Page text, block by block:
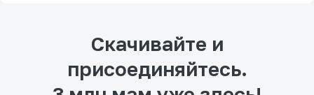
Скачивайте и
присоединяйтесь.